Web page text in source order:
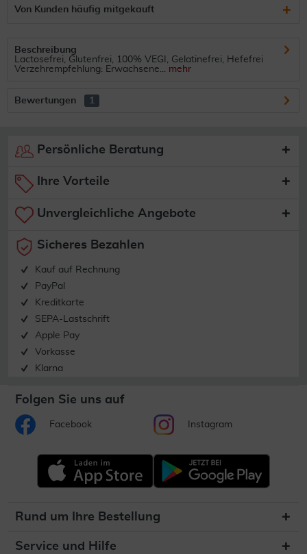
Von Kunden häufig mitgekauft
Beschreibung
Lactosefrei, Glutenfrei, 100% VEGI, Gelatinefrei, Hefefrei
Verzehrempfehlung: Erwachsene... mehr
Bewertungen 1
Persönliche Beratung
Ihre Vorteile
Unvergleichliche Angebote
Sicheres Bezahlen
Kauf auf Rechnung
PayPal
Kreditkarte
SEPA-Lastschrift
Apple Pay
Vorkasse
Klarna
Folgen Sie uns auf
Facebook Instagram
Rund um Ihre Bestellung
Service und Hilfe